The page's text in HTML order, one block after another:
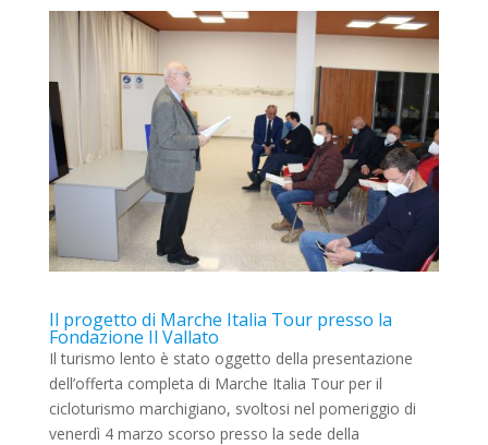
Il progetto di Marche Italia Tour presso la
Fondazione Il Vallato
Il turismo lento è stato oggetto della presentazione
dell’offerta completa di Marche Italia Tour per il
cicloturismo marchigiano, svoltosi nel pomeriggio di
venerdì 4 marzo scorso presso la sede della